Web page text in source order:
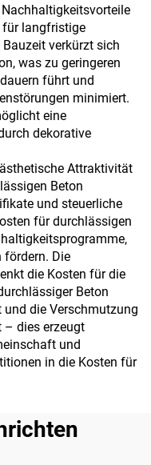
für langfristige
verkürzt sich
was zu geringeren
führt und
minimiert.
eine
dekorative
Attraktivität
Beton
und steuerliche
für durchlässigen
Die
die Kosten für die
Beton
die Verschmutzung
– dies erzeugt
und
in die Kosten für